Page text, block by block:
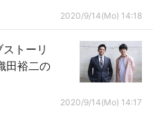
2020/9/14(Mo) 14:18
トーリ
田裕二の
2020/9/14(Mo) 14:17